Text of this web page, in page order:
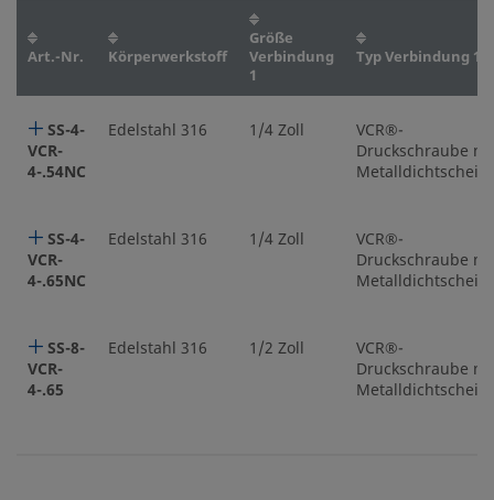
Art.-Nr. Körperwerkstoff
Größe
Verbindung
1
Typ Verbindung 1
SS-4-
VCR-
4-.54NC
Edelstahl 316 1/4 Zoll
VCR®-
Druckschraube
SS-4-
VCR-
4-.65NC
Edelstahl 316 1/4 Zoll
VCR®-
Druckschraube
SS-8-
VCR-
4-.65
Edelstahl 316 1/2 Zoll
VCR®-
Druckschraube